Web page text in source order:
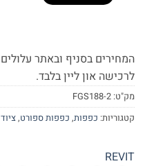
המחירים בסניף ובאתר
לרכישה און ליין בלבד.
מק"ט: FGS188-2
קטגוריות: כפפות, כפפות ספורט,
REVIT